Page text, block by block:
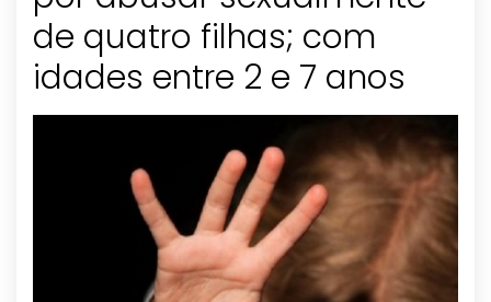
de quatro filhas; com
idades entre 2 e 7 anos